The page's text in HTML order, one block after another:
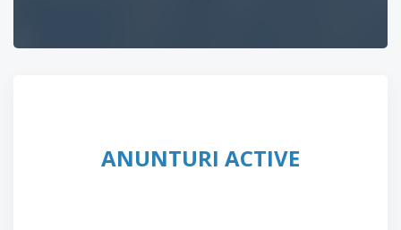
ANUNTURI ACTIVE